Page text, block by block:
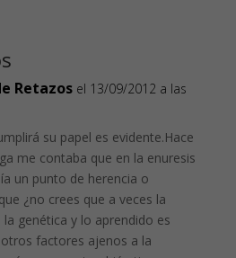
Retazos el 13/09/2012 a las
su papel es evidente.Hace
me contaba que en la enuresis
un punto de herencia o
¿no crees que a veces la
genética y lo aprendido es
factores ajenos a la